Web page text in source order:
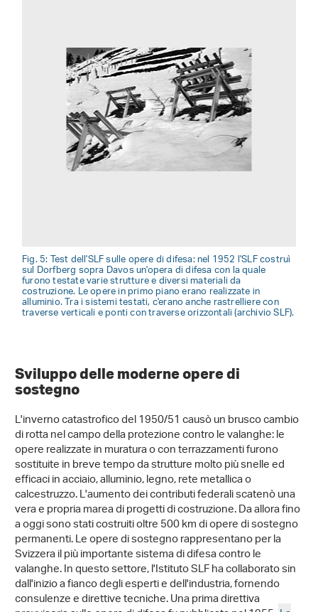
Fig. 5: Test dell'SLF sulle opere di difesa: nel 1952 l'SLF costruì
sul Dorfberg sopra Davos un'opera di difesa con la quale
furono testate varie strutture e diversi materiali da
costruzione. Le opere in primo piano erano realizzate in
alluminio. Tra i sistemi testati, c'erano anche rastrelliere con
traverse verticali e ponti con traverse orizzontali (archivio SLF).
Sviluppo delle moderne opere di
sostegno
L'inverno catastrofico del 1950/51 causò un brusco cambio
di rotta nel campo della protezione contro le valanghe: le
opere realizzate in muratura o con terrazzamenti furono
sostituite in breve tempo da strutture molto più snelle ed
efficaci in acciaio, alluminio, legno, rete metallica o
calcestruzzo. L'aumento dei contributi federali scatenò una
vera e propria marea di progetti di costruzione. Da allora fino
a oggi sono stati costruiti oltre 500 km di opere di sostegno
permanenti. Le opere di sostegno rappresentano per la
Svizzera il più importante sistema di difesa contro le
valanghe. In questo settore, l'Istituto SLF ha collaborato sin
dall'inizio a fianco degli esperti e dell'industria, fornendo
consulenze e direttive tecniche. Una prima direttiva